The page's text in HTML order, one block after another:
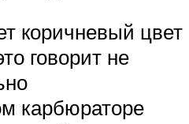
коричневый цвет
говорит не
карбюраторе